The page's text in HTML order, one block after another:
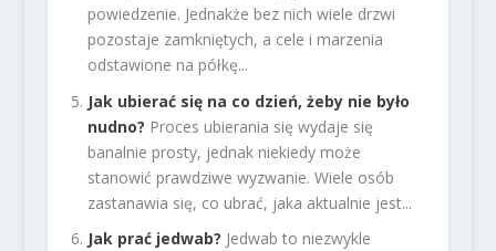
powiedzenie. Jednakże bez nich wiele drzwi
pozostaje zamkniętych, a cele i marzenia
odstawione na półkę...
Jak ubierać się na co dzień, żeby nie było
nudno? Proces ubierania się wydaje się
banalnie prosty, jednak niekiedy może
stanowić prawdziwe wyzwanie. Wiele osób
zastanawia się, co ubrać, jaka aktualnie jest...
Jak prać jedwab? Jedwab to niezwykle